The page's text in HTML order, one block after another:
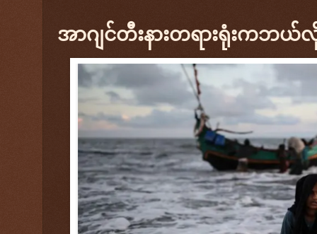
အာဂျင်တီးနားတရားရုံးက